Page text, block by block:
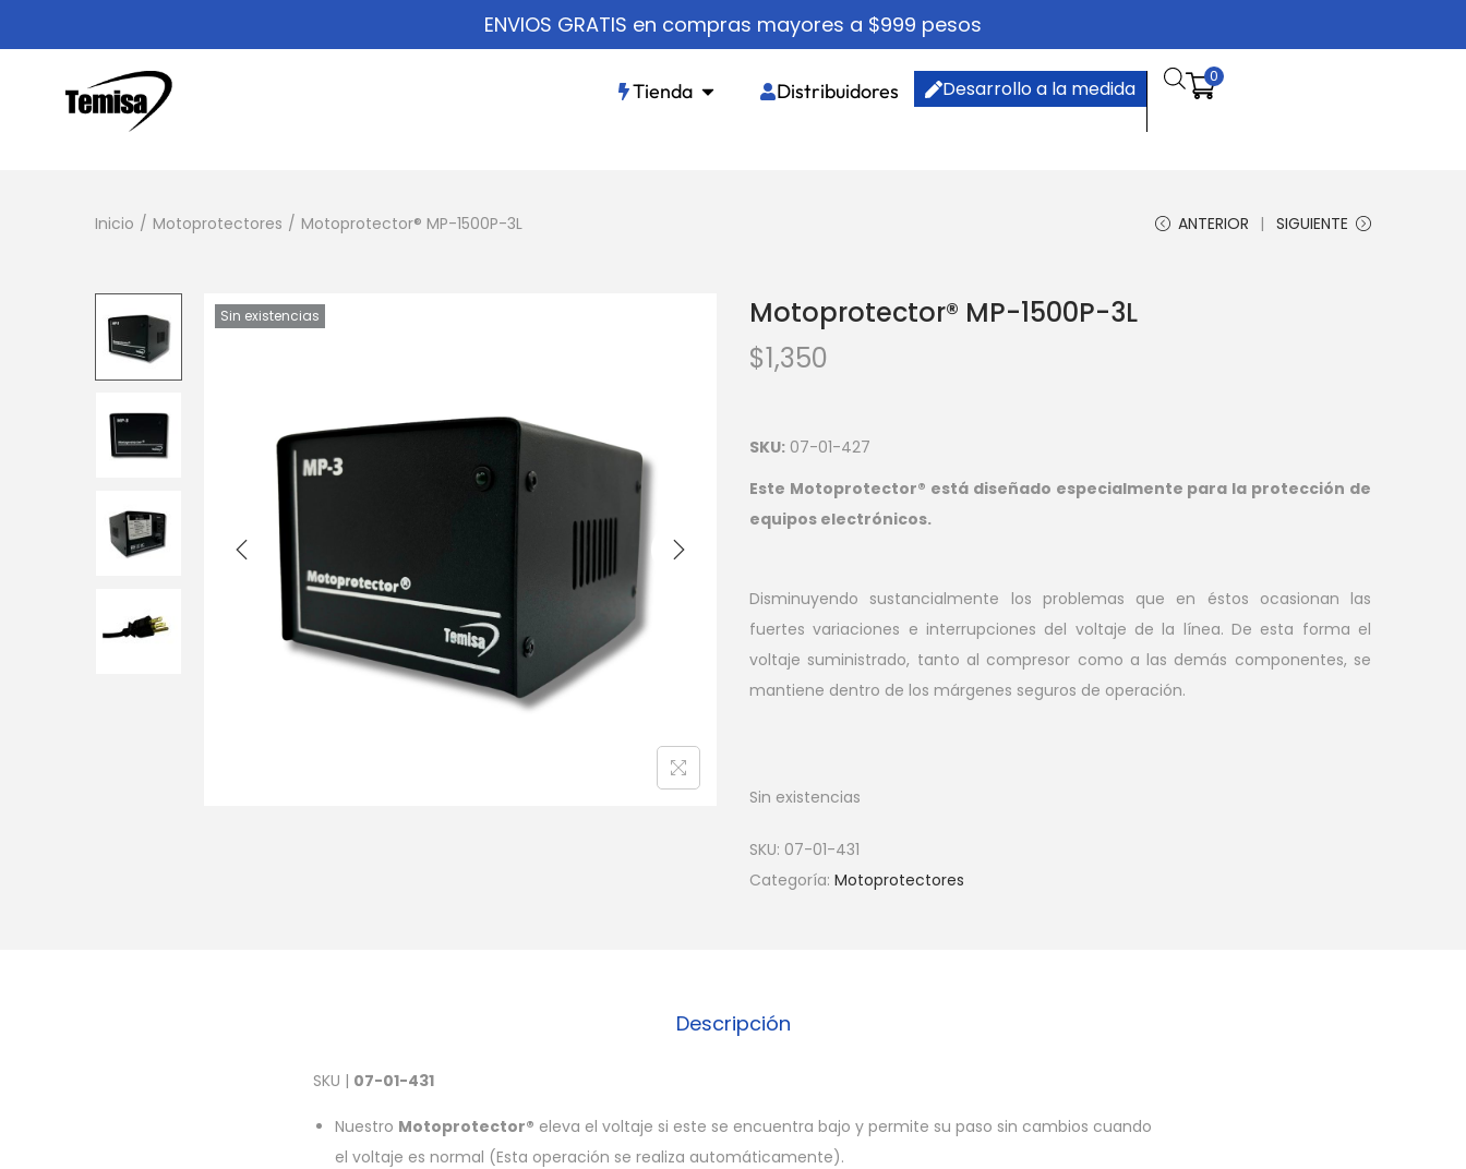
ENVIOS GRATIS en compras mayores a $999 pesos
Tienda Distribuidores Desarrollo a la medida
0
Inicio / Motoprotectores / Motoprotector® MP-1500P-3L ANTERIOR SIGUIENTE
Sin existencias
Motoprotector® MP-1500P-3L
$1,350
SKU: 07-01-427
Este Motoprotector® está diseñado especialmente para la protección de
equipos electrónicos.
Disminuyendo sustancialmente los problemas que en éstos ocasionan las
fuertes variaciones e interrupciones del voltaje de la línea. De esta forma el
voltaje suministrado, tanto al compresor como a las demás componentes, se
mantiene dentro de los márgenes seguros de operación.
Sin existencias
SKU: 07-01-431
Categoría: Motoprotectores
Descripción
SKU | 07-01-431
Nuestro Motoprotector® eleva el voltaje si este se encuentra bajo y permite su paso sin cambios cuando
el voltaje es normal (Esta operación se realiza automáticamente).